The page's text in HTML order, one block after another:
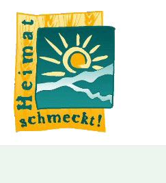
Inhalt
springen